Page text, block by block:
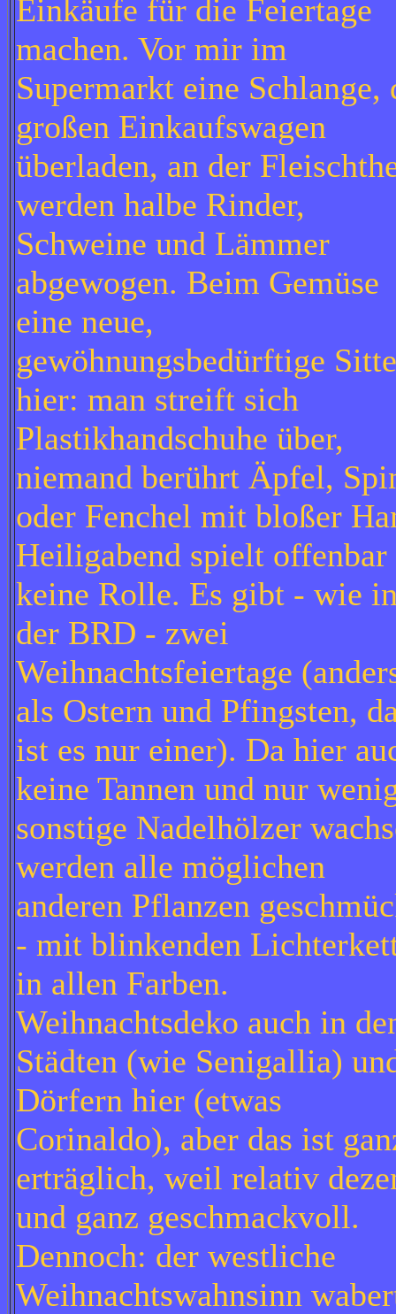
Einkäufe für die Feiertage
machen. Vor mir im
Supermarkt eine Schlange,
großen Einkaufswagen
überladen, an der
werden halbe Rinder,
Schweine und Lämmer
abgewogen. Beim Gemüse
eine neue,
gewöhnungsbedürftige Sitte
hier: man streift sich
Plastikhandschuhe über,
niemand berührt Äpfel,
oder Fenchel mit bloßer
Heiligabend spielt offenbar
keine Rolle. Es gibt - wie
der BRD - zwei
Weihnachtsfeiertage
als Ostern und Pfingsten,
ist es nur einer). Da hier
keine Tannen und nur
sonstige Nadelhölzer
werden alle möglichen
anderen Pflanzen
- mit blinkenden
in allen Farben.
Weihnachtsdeko auch in
Städten (wie Senigallia)
Dörfern hier (etwas
Corinaldo), aber das ist
erträglich, weil relativ
und ganz geschmackvoll.
Dennoch: der westliche
Weihnachtswahnsinn